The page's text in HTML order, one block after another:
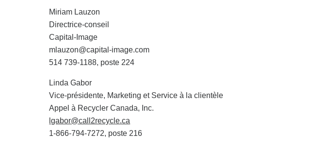
Miriam Lauzon
Directrice-conseil
Capital-Image
mlauzon@capital-image.com
514 739-1188, poste 224
Linda Gabor
Vice-présidente, Marketing et Service à la clientèle
Appel à Recycler Canada, Inc.
lgabor@call2recycle.ca
1-866-794-7272, poste 216